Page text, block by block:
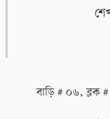
বাড়ি # ০৬, ব্লক